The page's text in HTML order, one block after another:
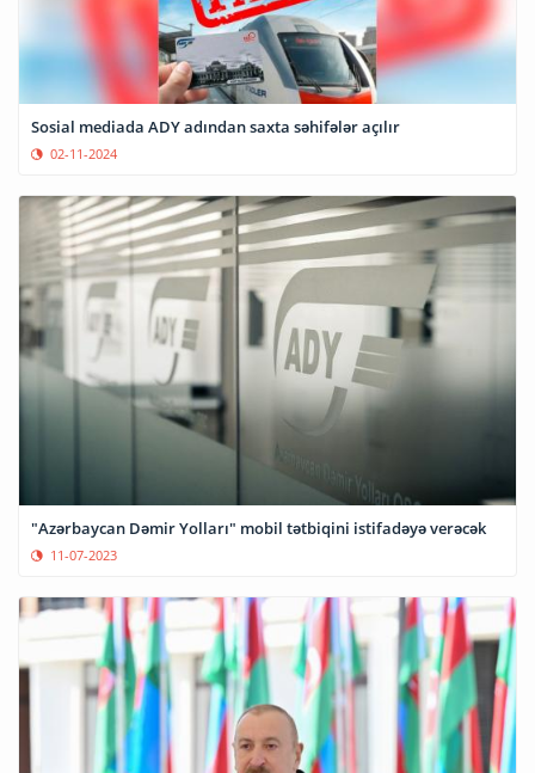
Sosial mediada ADY adından saxta səhifələr açılır
02-11-2024
"Azərbaycan Dəmir Yolları" mobil tətbiqini istifadəyə verəcək
11-07-2023